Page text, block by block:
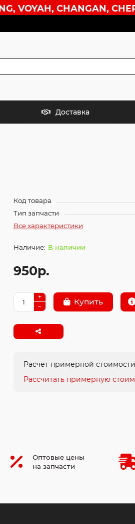
CHANGAN,
Доставка
Код товара
Тип запчасти
Все характеристики
В наличии
950р.
Купить
Расчет примерной
Рассчитать примерную
Оптовые цены
на запчасти